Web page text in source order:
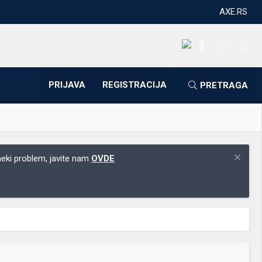
AXE.RS
PRIJAVA REGISTRACIJA PRETRAGA
problem, javite nam OVDE